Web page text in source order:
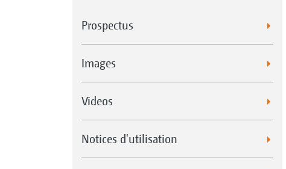
Prospectus
Images
Videos
Notices d'utilisation